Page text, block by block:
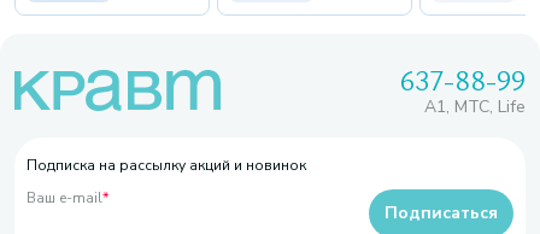
637-88-99
A1, МТС, Life
Подписка на рассылку акций и новинок
Ваш e-mail*
Подписаться